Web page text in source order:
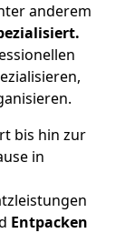
anderem
bis hin zur
in
Entpacken